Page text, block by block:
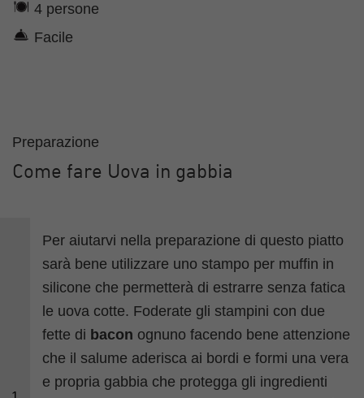
4 persone
Facile
Preparazione
Come fare Uova in gabbia
Per aiutarvi nella preparazione di questo piatto
sarà bene utilizzare uno stampo per muffin in
silicone che permetterà di estrarre senza fatica
le uova cotte. Foderate gli stampini con due
fette di bacon ognuno facendo bene attenzione
che il salume aderisca ai bordi e formi una vera
e propria gabbia che protegga gli ingredienti